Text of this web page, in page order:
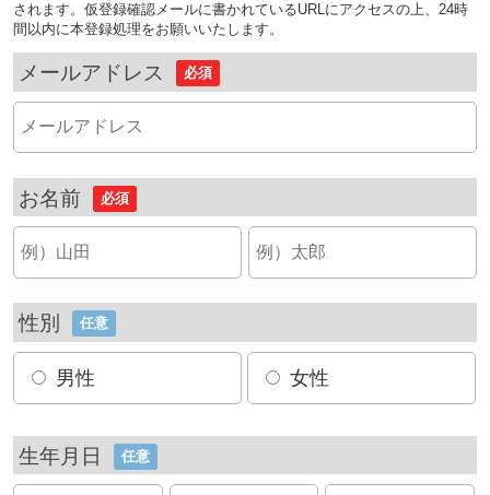
されます。仮登録確認メールに書かれているURLにアクセスの上、24時
間以内に本登録処理をお願いいたします。
メールアドレス 必須
お名前 必須
性別 任意
男性 女性
生年月日 任意